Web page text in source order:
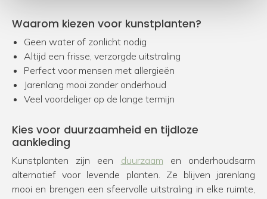
Waarom kiezen voor kunstplanten?
Geen water of zonlicht nodig
Altijd een frisse, verzorgde uitstraling
Perfect voor mensen met allergieën
Jarenlang mooi zonder onderhoud
Veel voordeliger op de lange termijn
Kies voor duurzaamheid en tijdloze
aankleding
Kunstplanten zijn een duurzaam en onderhoudsarm
alternatief voor levende planten. Ze blijven jarenlang
mooi en brengen een sfeervolle uitstraling in elke ruimte,